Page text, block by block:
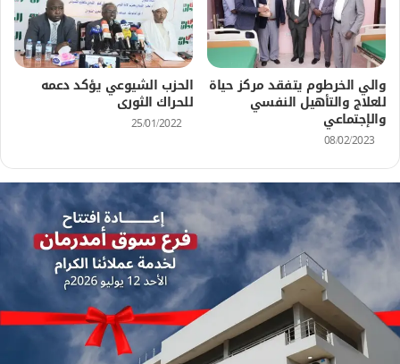
والي الخرطوم يتفقد مركز حياة
للعلاج والتأهيل النفسي
والإجتماعي
08/02/2023
الحزب الشيوعي يؤكد دعمه
للحراك الثورى
25/01/2022